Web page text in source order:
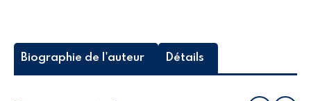
Biographie de l'auteur Détails